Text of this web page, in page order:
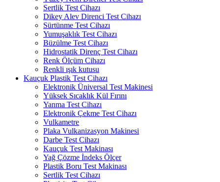
Sertlik Test Cihazı
Dikey Alev Direnci Test Cihazı
Sürtünme Test Cihazı
Yumuşaklık Test Cihazı
Büzülme Test Cihazı
Hidrostatik Direnç Test Cihazı
Renk Ölçüm Cihazı
Renkli ışık kutusu
Kauçuk Plastik Test Cihazı
Elektronik Üniversal Test Makinesi
Yüksek Sıcaklık Kül Fırını
Yanma Test Cihazı
Elektronik Çekme Test Cihazı
Vulkametre
Plaka Vulkanizasyon Makinesi
Darbe Test Cihazı
Kauçuk Test Makinası
Yağ Çözme İndeks Ölçer
Plastik Boru Test Makinası
Sertlik Test Cihazı